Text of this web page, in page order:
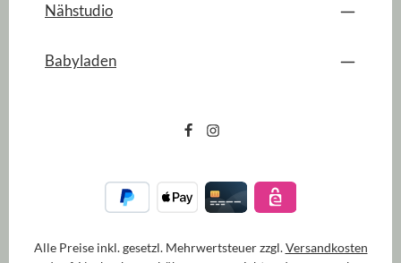
Nähstudio
Babyladen
Alle Preise inkl. gesetzl. Mehrwertsteuer zzgl.Versandkosten